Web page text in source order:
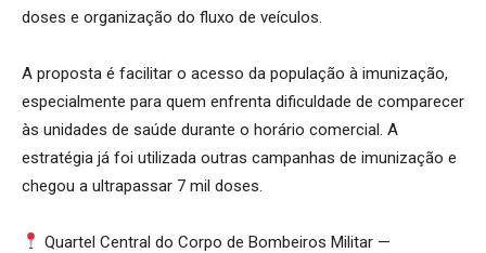
doses e organização do fluxo de veículos.
A proposta é facilitar o acesso da população à imunização,
especialmente para quem enfrenta dificuldade de comparecer
às unidades de saúde durante o horário comercial. A
estratégia já foi utilizada outras campanhas de imunização e
chegou a ultrapassar 7 mil doses.
Quartel Central do Corpo de Bombeiros Militar —